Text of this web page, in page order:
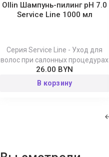
Ollin Шампунь-пилинг рН 7.0
Service Line 1000 мл
Серия Service Line - Уход для
волос при салонных процедурах
26.00 BYN
В корзину